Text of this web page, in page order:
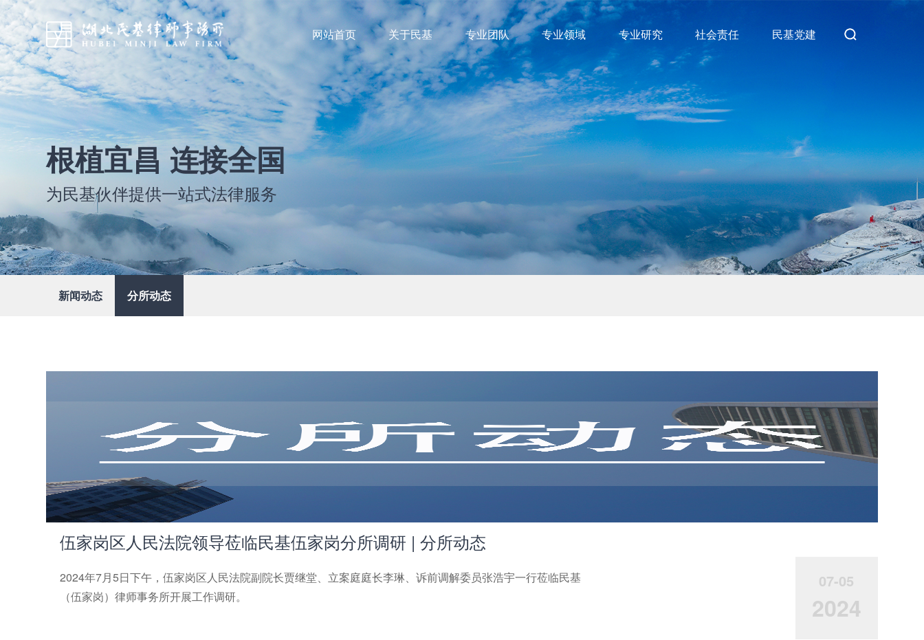
网站首页 关于民基 专业团队 专业领域 专业研究 社会责任 民基党建
根植宜昌 连接全国
为民基伙伴提供一站式法律服务
新闻动态 分所动态
伍家岗区人民法院领导莅临民基伍家岗分所调研 | 分所动态
2024年7月5日下午，伍家岗区人民法院副院长贾继堂、立案庭庭长李琳、诉前调解委员张浩宇一行莅临民基
（伍家岗）律师事务所开展工作调研。
07-05
2024